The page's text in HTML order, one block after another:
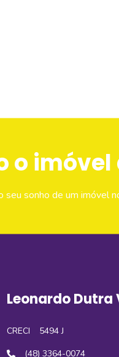
o imóvel
seu sonho de um imóvel
Leonardo Dutra
CRECI
5494 J
(48) 3364-0074